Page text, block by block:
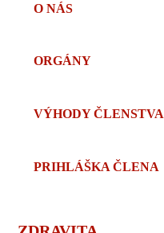
O NÁS
ORGÁNY
VÝHODY ČLENSTVA
PRIHLÁŠKA ČLENA